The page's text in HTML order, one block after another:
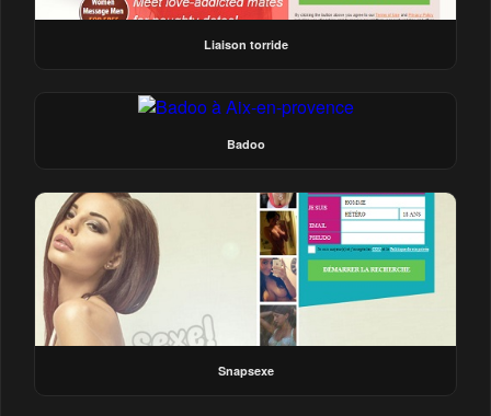
Liaison torride
Badoo
Snapsexe